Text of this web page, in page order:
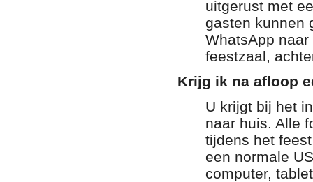
uitgerust met
gasten kunnen
WhatsApp
feestzaal,
Krijg ik na afloop
U krijgt bij het
naar huis. Alle
tijdens het
een normale
computer,